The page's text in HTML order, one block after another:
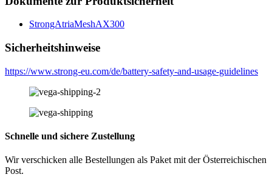
StrongAtriaMeshAX300
Sicherheitshinweise
https://www.strong-eu.com/de/battery-safety-and-usage-guidelines
Schnelle und sichere Zustellung
Wir verschicken alle Bestellungen als Paket mit der Österreichischen
Post.